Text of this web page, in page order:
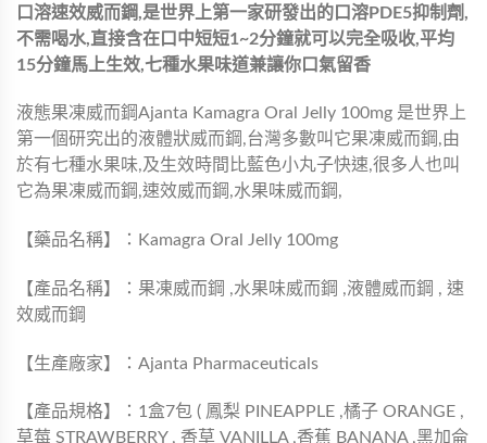
口溶速效威而鋼,是世界上第一家研發出的口溶PDE5抑制劑,
不需喝水,直接含在口中短短1~2分鐘就可以完全吸收,平均
15分鐘馬上生效,七種水果味道兼讓你口氣留香
液態果凍威而鋼Ajanta Kamagra Oral Jelly 100mg 是世界上
第一個研究出的液體狀威而鋼,台灣多數叫它果凍威而鋼,由
於有七種水果味,及生效時間比藍色小丸子快速,很多人也叫
它為果凍威而鋼,速效威而鋼,水果味威而鋼,
【藥品名稱】：Kamagra Oral Jelly 100mg
【產品名稱】：果凍威而鋼 ,水果味威而鋼 ,液體威而鋼 , 速
效威而鋼
【生產廠家】：Ajanta Pharmaceuticals
【產品規格】：1盒7包 ( 鳳梨 PINEAPPLE ,橘子 ORANGE ,
草莓 STRAWBERRY , 香草 VANILLA ,香蕉 BANANA ,黑加侖